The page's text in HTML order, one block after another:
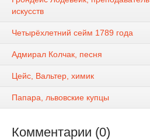
искусств
Четырёхлетний сейм 1789 года
Адмирал Колчак, песня
Цейс, Вальтер, химик
Папара, львовские купцы
Комментарии (0)